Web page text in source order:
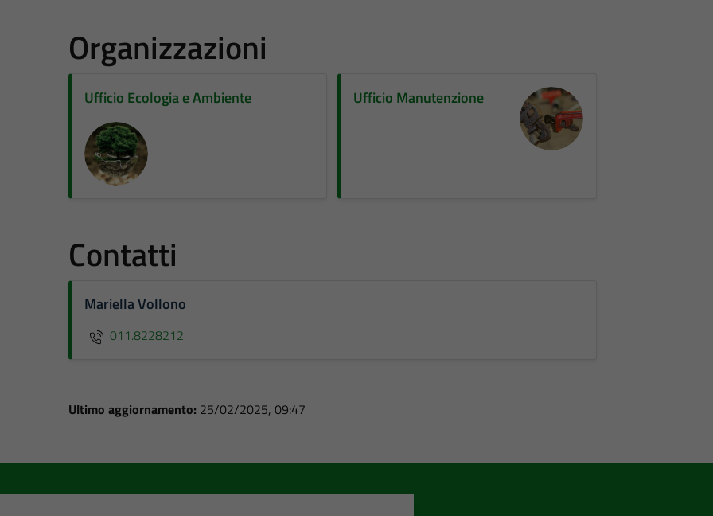
Organizzazioni
Ufficio Ecologia e Ambiente Ufficio Manutenzione
Contatti
Mariella Vollono
011.8228212
Ultimo aggiornamento: 25/02/2025, 09:47